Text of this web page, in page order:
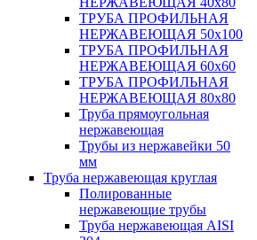
ТРУБА ПРОФИЛЬНАЯ
НЕРЖАВЕЮЩАЯ 50х100
ТРУБА ПРОФИЛЬНАЯ
НЕРЖАВЕЮЩАЯ 60х60
ТРУБА ПРОФИЛЬНАЯ
НЕРЖАВЕЮЩАЯ 80х80
Труба прямоугольная
нержавеющая
Трубы из нержавейки 50
мм
Труба нержавеющая круглая
Полированные
нержавеющие трубы
Труба нержавеющая AISI